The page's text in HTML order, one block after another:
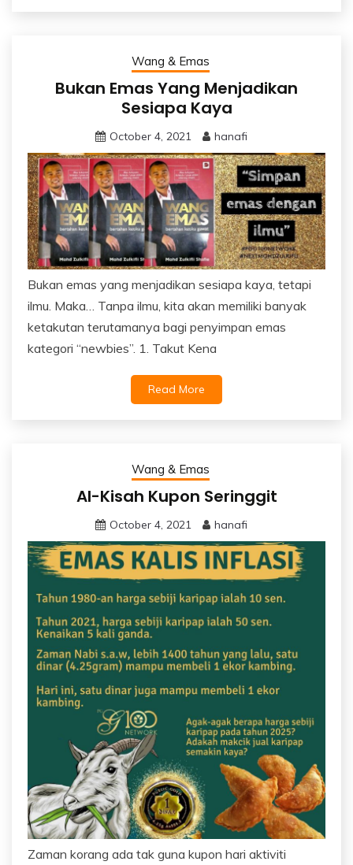
Wang & Emas
Bukan Emas Yang Menjadikan
Sesiapa Kaya
October 4, 2021 hanafi
Bukan emas yang menjadikan sesiapa kaya, tetapi
ilmu. Maka… Tanpa ilmu, kita akan memiliki banyak
ketakutan terutamanya bagi penyimpan emas
kategori “newbies”. 1. Takut Kena
Read More
Wang & Emas
Al-Kisah Kupon Seringgit
October 4, 2021 hanafi
Zaman korang ada tak guna kupon hari aktiviti